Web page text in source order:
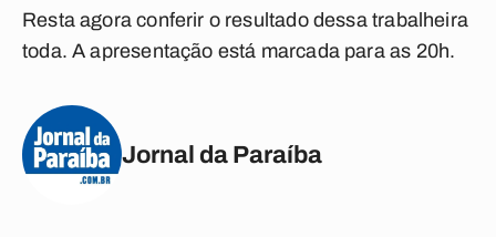
Resta agora conferir o resultado dessa trabalheira
toda. A apresentação está marcada para as 20h.
Jornal da Paraíba